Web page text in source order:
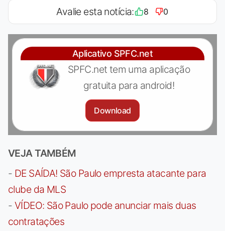
Avalie esta notícia: 8 0
Aplicativo SPFC.net
SPFC.net tem uma aplicação
gratuita para android!
Download
VEJA TAMBÉM
- DE SAÍDA! São Paulo empresta atacante para
clube da MLS
- VÍDEO: São Paulo pode anunciar mais duas
contratações